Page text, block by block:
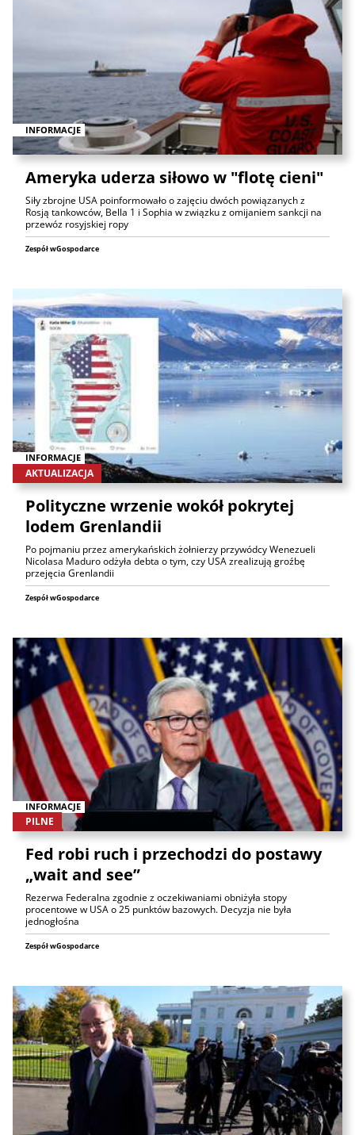
INFORMACJE
Ameryka uderza siłowo w "flotę cieni"
Siły zbrojne USA poinformowało o zajęciu dwóch powiązanych z
Rosją tankowców, Bella 1 i Sophia w związku z omijaniem sankcji na
przewóz rosyjskiej ropy
Zespół wGospodarce
INFORMACJE
AKTUALIZACJA
Polityczne wrzenie wokół pokrytej
lodem Grenlandii
Po pojmaniu przez amerykańskich żołnierzy przywódcy Wenezueli
Nicolasa Maduro odżyła debta o tym, czy USA zrealizują groźbę
przejęcia Grenlandii
Zespół wGospodarce
INFORMACJE
PILNE
Fed robi ruch i przechodzi do postawy
„wait and see”
Rezerwa Federalna zgodnie z oczekiwaniami obniżyła stopy
procentowe w USA o 25 punktów bazowych. Decyzja nie była
jednogłośna
Zespół wGospodarce